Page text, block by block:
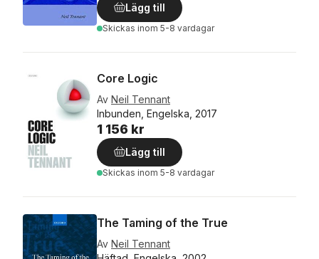
Lägg till
Skickas inom 5-8 vardagar
Core Logic
Av Neil Tennant
Inbunden, Engelska, 2017
1 156 kr
Lägg till
Skickas inom 5-8 vardagar
The Taming of the True
Av Neil Tennant